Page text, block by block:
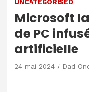
UNCATEGORISED
Microsoft
de PC
artificielle
24 mai 2024 Dad